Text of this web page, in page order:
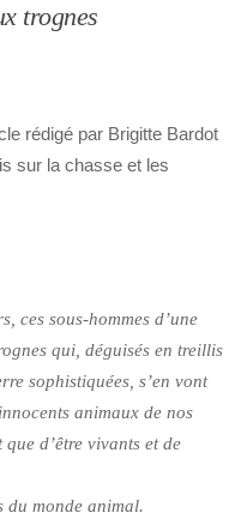
trognes
rédigé par Brigitte Bardot
sur la chasse et les
ces sous-hommes d’une
qui, déguisés en treillis
sophistiquées, s’en vont
animaux de nos
d’être vivants et de
du monde animal.